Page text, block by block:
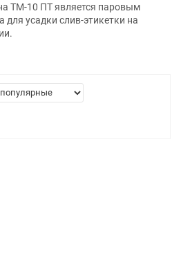
ТМ-10 ПТ является паровым
для усадки слив-этикетки на